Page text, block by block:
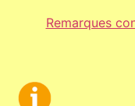
Remarques